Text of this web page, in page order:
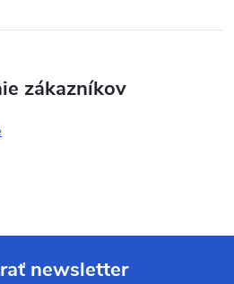
zákazníkov
newsletter